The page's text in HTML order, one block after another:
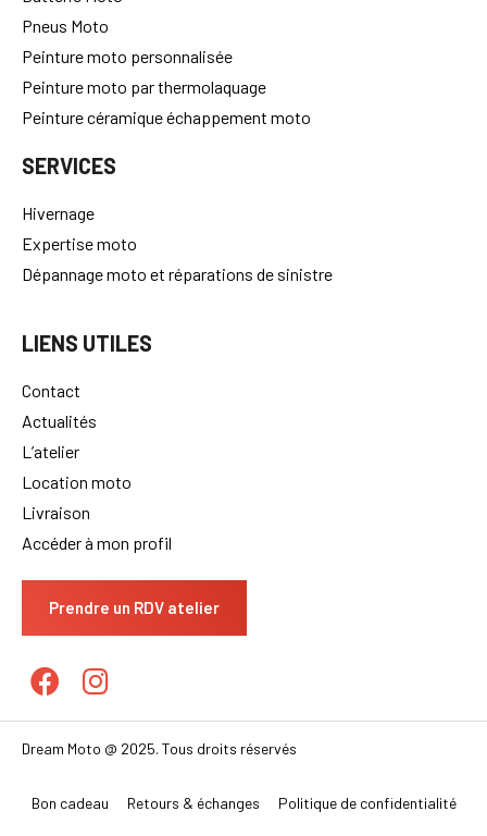
Batterie Moto
Pneus Moto
Peinture moto personnalisée
Peinture moto par thermolaquage
Peinture céramique échappement moto
SERVICES
Hivernage
Expertise moto
Dépannage moto et réparations de sinistre
LIENS UTILES
Contact
Actualités
L’atelier
Location moto
Livraison
Accéder à mon profil
Retours & échanges Politique de confidentialité